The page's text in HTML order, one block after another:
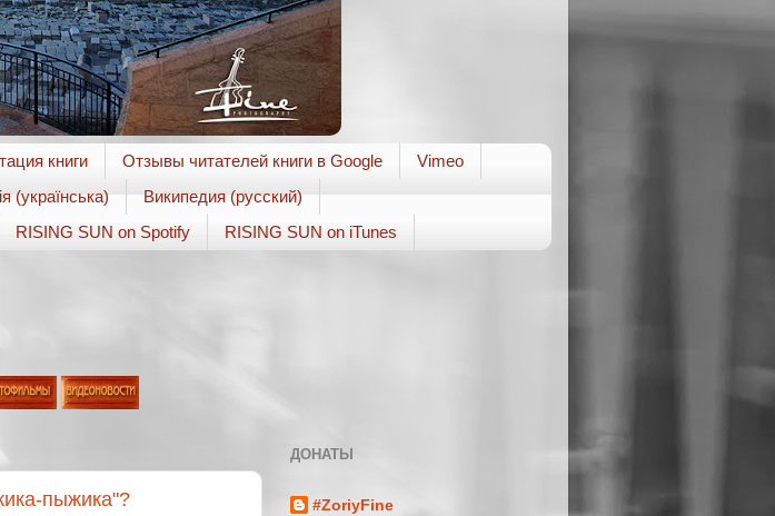
книги Отзывы читателей книги в Google
Vimeo
(українська)
Википедия (русский)
RISING SUN on Spotify RISING SUN on iTunes
пыжика"?
ДОНАТЫ
#ZoriyFine